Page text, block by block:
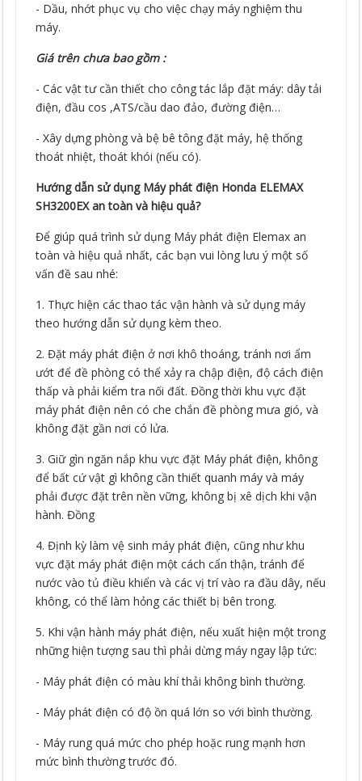
- Dầu, nhớt phục vụ cho việc chạy máy nghiệm thu
máy.
Giá trên chưa bao gồm :
- Các vật tư cần thiết cho công tác lắp đặt máy: dây tải
điện, đầu cos ,ATS/cầu dao đảo, đường điện…
- Xây dựng phòng và bệ bê tông đặt máy, hệ thống
thoát nhiệt, thoát khói (nếu có).
Hướng dẫn sử dụng Máy phát điện Honda ELEMAX
SH3200EX an toàn và hiệu quả?
Để giúp quá trình sử dụng Máy phát điện Elemax an
toàn và hiệu quả nhất, các bạn vui lòng lưu ý một số
vấn đề sau nhé:
1. Thực hiện các thao tác vận hành và sử dụng máy
theo hướng dẫn sử dụng kèm theo.
2. Đặt máy phát điện ở nơi khô thoáng, tránh nơi ẩm
ướt để đề phòng có thể xảy ra chập điện, độ cách điện
thấp và phải kiểm tra nối đất. Đồng thời khu vực đặt
máy phát điện nên có che chắn đề phòng mưa gió, và
không đặt gần nơi có lửa.
3. Giữ gìn ngăn nắp khu vực đặt Máy phát điện, không
để bất cứ vật gì không cần thiết quanh máy và máy
phải được đặt trên nền vững, không bị xê dịch khi vận
hành. Đồng
4. Định kỳ làm vệ sinh máy phát điện, cũng như khu
vực đặt máy phát điện một cách cẩn thận, tránh để
nước vào tủ điều khiển và các vị trí vào ra đầu dây, nếu
không, có thể làm hỏng các thiết bị bên trong.
5. Khi vận hành máy phát điện, nếu xuất hiện một trong
những hiện tượng sau thì phải dừng máy ngay lập tức:
- Máy phát điện có màu khí thải không bình thường.
- Máy phát điện có độ ồn quá lớn so với bình thường.
- Máy rung quá mức cho phép hoặc rung mạnh hơn
mức bình thường trước đó.